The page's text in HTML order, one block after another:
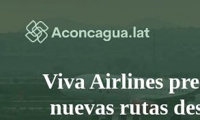
contenido
Viva Airlines
nuevas rutas